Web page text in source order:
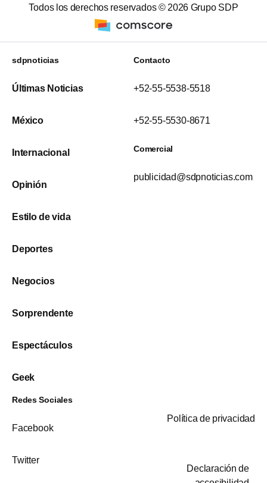
Todos los derechos reservados © 2026 Grupo SDP
sdpnoticias
Últimas Noticias
México
Internacional
Opinión
Estilo de vida
Deportes
Negocios
Sorprendente
Espectáculos
Geek
Contacto
+52-55-5538-5518
+52-55-5530-8671
Comercial
publicidad@sdpnoticias.com
Redes Sociales
Facebook
Twitter
Política de privacidad
Declaración de